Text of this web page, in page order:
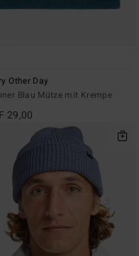
Other Day
Blau Mütze mit Krempe
29,00